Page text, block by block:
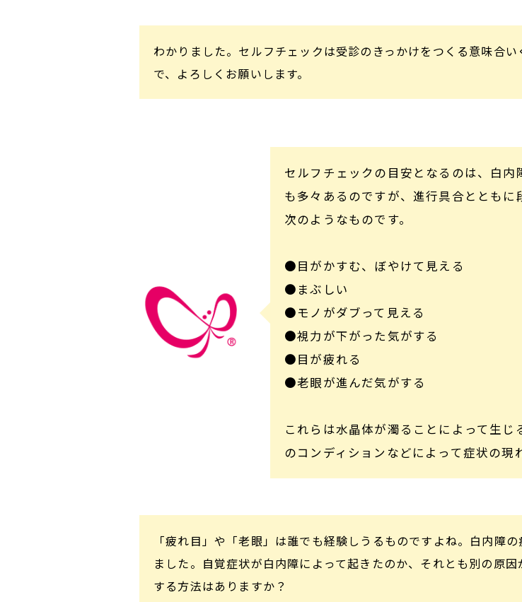
わかりました。セルフチェックは受診のきっかけをつくる意味合
で、よろしくお願いします。
セルフチェックの目安となるのは、白
も多々あるのですが、進行具合ととも
次のようなものです。
●目がかすむ、ぼやけて見える
●まぶしい
●モノがダブって見える
●視力が下がった気がする
●目が疲れる
●老眼が進んだ気がする
これらは水晶体が濁ることによって生
のコンディションなどによって症状の現
「疲れ目」や「老眼」は誰でも経験しうるものですよね。白内障
ました。自覚症状が白内障によって起きたのか、それとも別の原
する方法はありますか？